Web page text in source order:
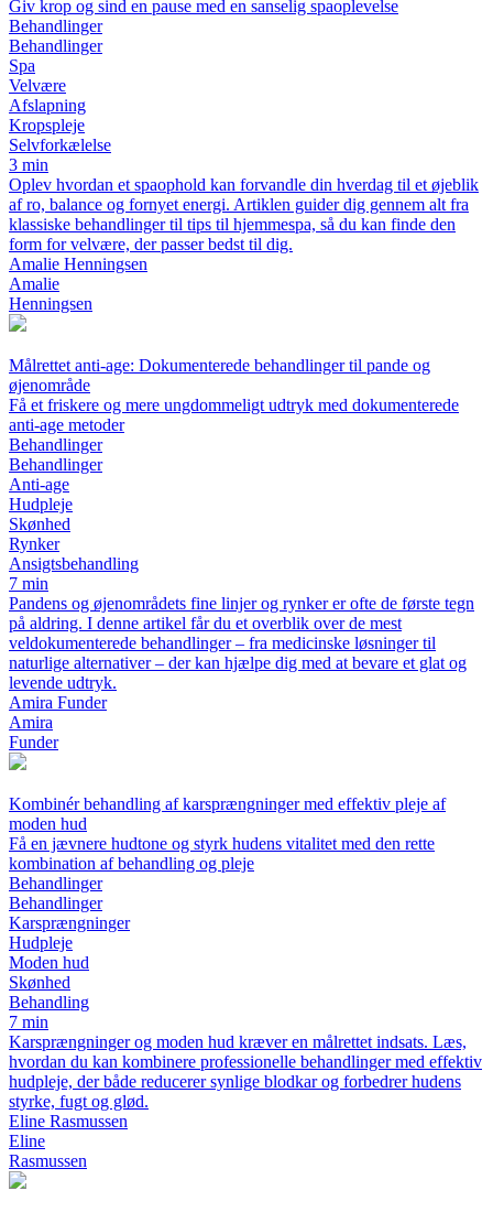
Giv krop og sind en pause med en sanselig spaoplevelse
Behandlinger
Behandlinger
Spa
Velvære
Afslapning
Kropspleje
Selvforkælelse
3 min
Oplev hvordan et spaophold kan forvandle din hverdag til et øjeblik
af ro, balance og fornyet energi. Artiklen guider dig gennem alt fra
klassiske behandlinger til tips til hjemmespa, så du kan finde den
form for velvære, der passer bedst til dig.
Amalie Henningsen
Amalie
Henningsen
Målrettet anti-age: Dokumenterede behandlinger til pande og
øjenområde
Få et friskere og mere ungdommeligt udtryk med dokumenterede
anti-age metoder
Behandlinger
Behandlinger
Anti-age
Hudpleje
Skønhed
Rynker
Ansigtsbehandling
7 min
Pandens og øjenområdets fine linjer og rynker er ofte de første tegn
på aldring. I denne artikel får du et overblik over de mest
veldokumenterede behandlinger – fra medicinske løsninger til
naturlige alternativer – der kan hjælpe dig med at bevare et glat og
levende udtryk.
Amira Funder
Amira
Funder
Kombinér behandling af karsprængninger med effektiv pleje af
moden hud
Få en jævnere hudtone og styrk hudens vitalitet med den rette
kombination af behandling og pleje
Behandlinger
Behandlinger
Karsprængninger
Hudpleje
Moden hud
Skønhed
Behandling
7 min
Karsprængninger og moden hud kræver en målrettet indsats. Læs,
hvordan du kan kombinere professionelle behandlinger med effektiv
hudpleje, der både reducerer synlige blodkar og forbedrer hudens
styrke, fugt og glød.
Eline Rasmussen
Eline
Rasmussen